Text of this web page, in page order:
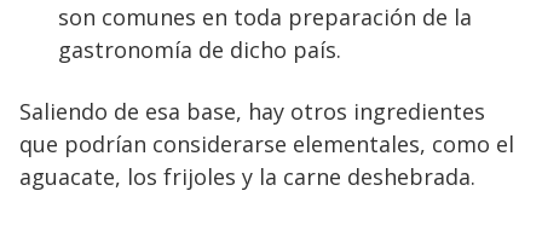
son comunes en toda preparación de la
gastronomía de dicho país.
Saliendo de esa base, hay otros ingredientes
que podrían considerarse elementales, como el
aguacate, los frijoles y la carne deshebrada.